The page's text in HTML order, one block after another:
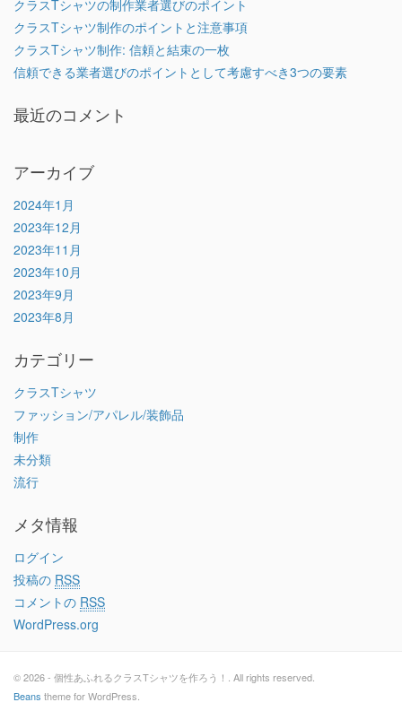
クラスTシャツの制作業者選びのポイント
クラスTシャツ制作のポイントと注意事項
クラスTシャツ制作: 信頼と結束の一枚
信頼できる業者選びのポイントとして考慮すべき3つの要素
最近のコメント
アーカイブ
2024年1月
2023年12月
2023年11月
2023年10月
2023年9月
2023年8月
カテゴリー
クラスTシャツ
ファッション/アパレル/装飾品
制作
未分類
流行
メタ情報
ログイン
投稿の RSS
コメントの RSS
WordPress.org
© 2026 - 個性あふれるクラスTシャツを作ろう！. All rights reserved.
Beans theme for WordPress.